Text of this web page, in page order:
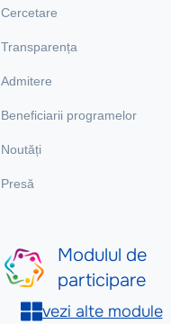
Cercetare
Transparența
Admitere
Beneficiarii programelor
Noutăți
Presă